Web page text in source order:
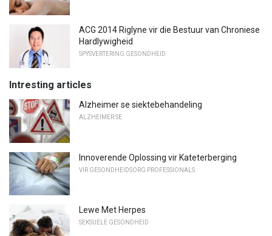
ACG 2014 Riglyne vir die Bestuur van Chroniese
Hardlywigheid
SPYSVERTERING GESONDHEID
Intresting articles
Alzheimer se siektebehandeling
ALZHEIMER SE
Innoverende Oplossing vir Kateterberging
VIR GESONDHEIDSORG PROFESSIONALS
Lewe Met Herpes
SEKSUELE GESONDHEID